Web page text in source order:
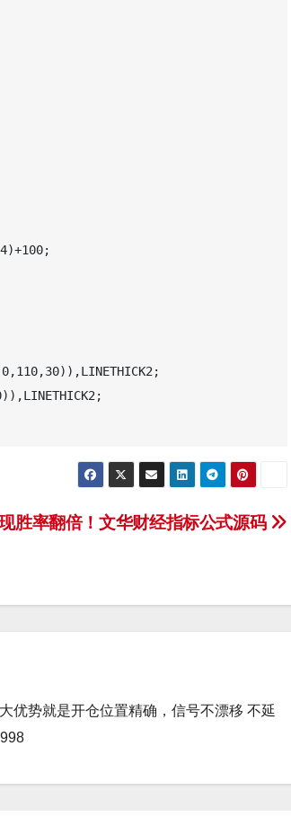
胜率翻倍！文华财经指标公式源码
优势就是开仓位置精确，信号不漂移 不延